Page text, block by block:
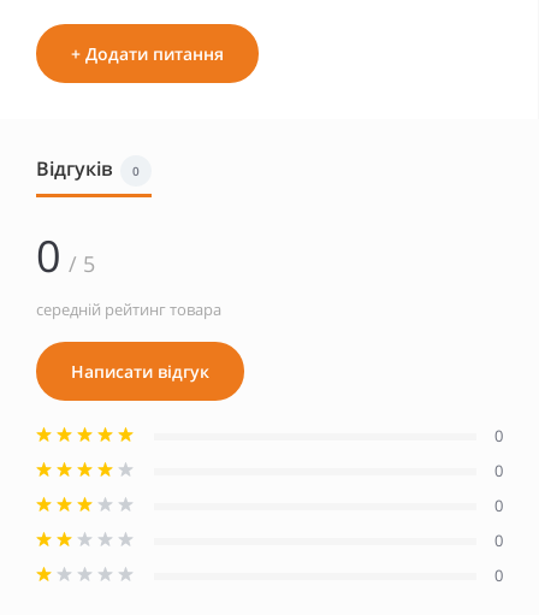
+ Додати питання
Відгуків 0
0 / 5
середній рейтинг товара
Написати відгук
0
0
0
0
0